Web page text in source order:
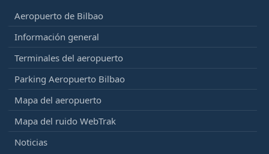
Aeropuerto de Bilbao
Información general
Terminales del aeropuerto
Parking Aeropuerto Bilbao
Mapa del aeropuerto
Mapa del ruido WebTrak
Noticias